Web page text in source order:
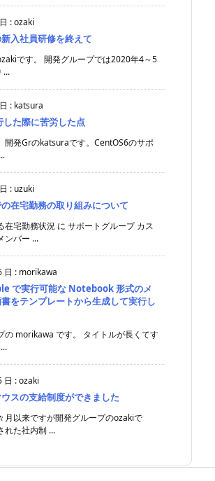
:ozaki
入社員研修を終えて
です。 開発グループでは2020年4～5
...
: katsura
た際に苦労した点
開発Grのkatsuraです。CentOS6のサポ
: uzuki
在宅勤務の取り組みについて
在宅勤務状況 に サポートグループ カス
ンバー ...
日 : morikawa
で実行可能な Notebook 形式のメ
をテンプレートから生成して実行し
の morikawa です。 タイトルが長くてす
日 :ozaki
スの支給制度ができました
月以来ですが開発グループのozakiで
れた社内制 ...